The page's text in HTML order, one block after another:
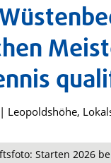
| Leopoldshöhe,
Starten 2026